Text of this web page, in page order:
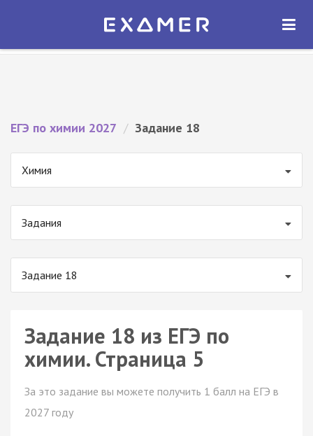
Экзамер — ЕГЭ 2027
ОТКРЫТЬ
ЕГЭ по химии 2027 / Задание 18
Химия
Задания
Задание 18
Задание 18 из ЕГЭ по
химии. Страница 5
За это задание вы можете получить 1 балл на ЕГЭ в
2027 году